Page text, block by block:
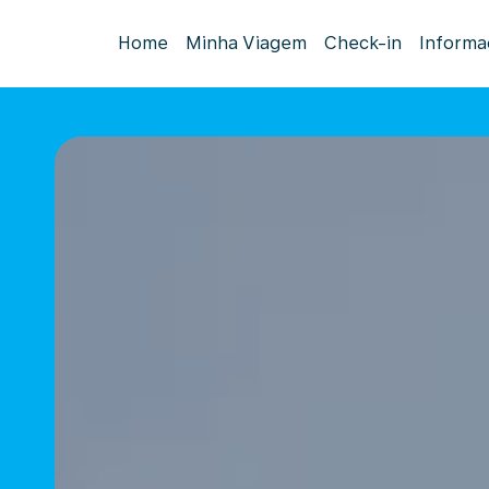
Home Minha Viagem Check-in